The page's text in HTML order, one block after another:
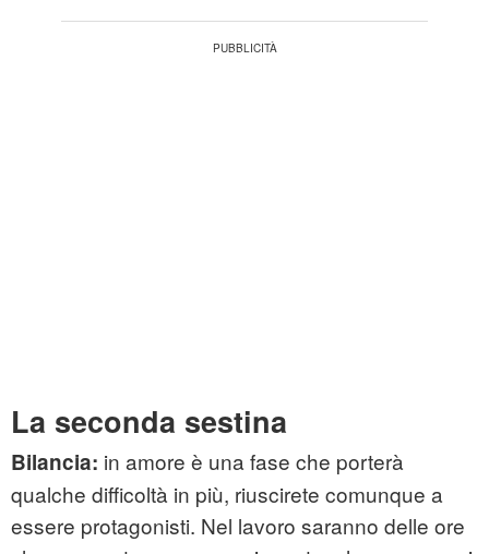
La seconda sestina
Bilancia: in amore è una fase che porterà
qualche difficoltà in più, riuscirete comunque a
essere protagonisti. Nel lavoro saranno delle ore